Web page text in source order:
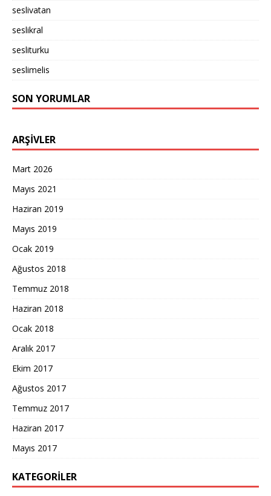
seslivatan
seslikral
sesliturku
seslimelis
SON YORUMLAR
ARŞIVLER
Mart 2026
Mayıs 2021
Haziran 2019
Mayıs 2019
Ocak 2019
Ağustos 2018
Temmuz 2018
Haziran 2018
Ocak 2018
Aralık 2017
Ekim 2017
Ağustos 2017
Temmuz 2017
Haziran 2017
Mayıs 2017
KATEGORILER